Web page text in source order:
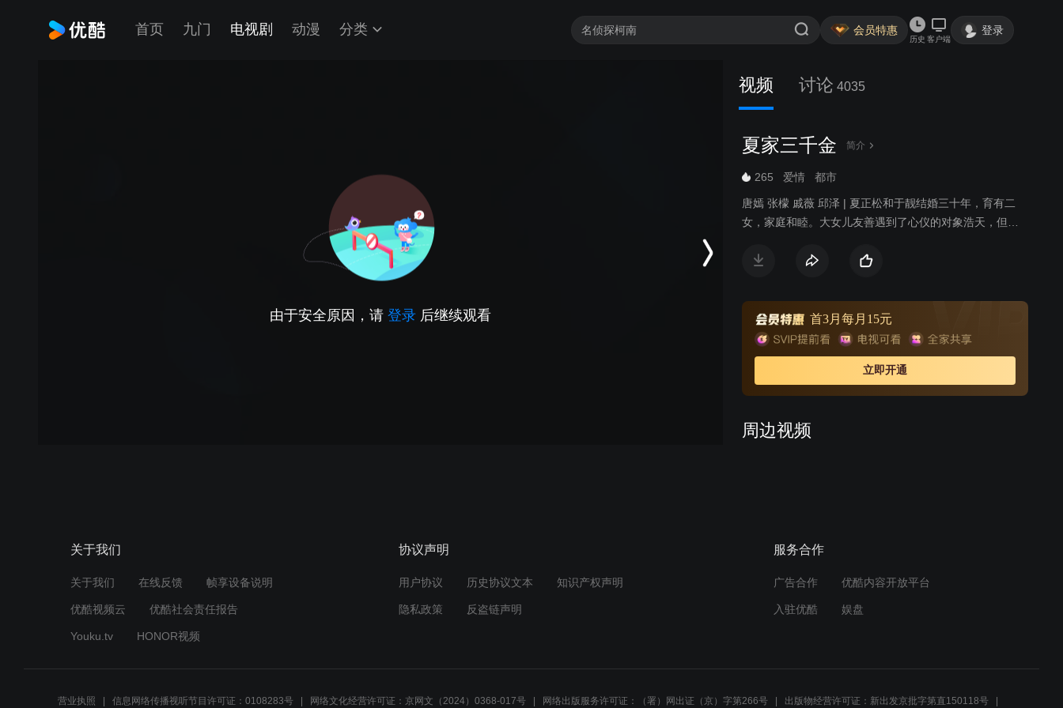
首页 九门 电视剧 动漫 分类 会员特惠
历史 客户端
登录
由于安全原因，请 登录 后继续观看
视频 讨论 4035
夏家三千金 简介
265 爱情 都市
唐嫣 张檬 戚薇 邱泽 | 夏正松和于靓结婚三十年，育有二
女，家庭和睦。大女儿友善遇到了心仪的对象浩天，但对
情感关系，而友善却希望有追求真爱的自由，父女之间产
友善悬崖勒马，同时自己的婚姻也渐渐陷入危机。重重波
折袭来，三个家庭不断遭受爱和亲情的考验。
首3月每月15元
立即开通
周边视频
被心上人看见
01:31
关于我们
关于我们 在线反馈 帧享设备说明
优酷视频云 优酷社会责任报告
Youku.tv HONOR视频
协议声明
用户协议 历史协议文本 知识产权声明
隐私政策 反盗链声明
服务合作
广告合作 优酷内容开放平台
入驻优酷 娱盘
营业执照 信息网络传播视听节目许可证：0108283号 网络文化经营许可证：京网文（2024）0368-017号 网络出版服务许可证：（署）网出证（京）字第266号 出版物经营许可证：新出发京批字第直150118号